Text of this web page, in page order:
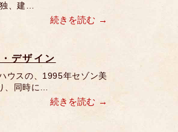
独、建…
続きを読む
デザイン
ウスの、1995年セゾン美
、同時に…
続きを読む